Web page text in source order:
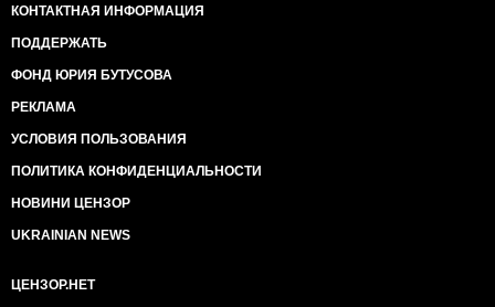
КОНТАКТНАЯ ИНФОРМАЦИЯ
ПОДДЕРЖАТЬ
ФОНД ЮРИЯ БУТУСОВА
РЕКЛАМА
УСЛОВИЯ ПОЛЬЗОВАНИЯ
ПОЛИТИКА КОНФИДЕНЦИАЛЬНОСТИ
НОВИНИ ЦЕНЗОР
UKRAINIAN NEWS
ЦЕНЗОР.НЕТ